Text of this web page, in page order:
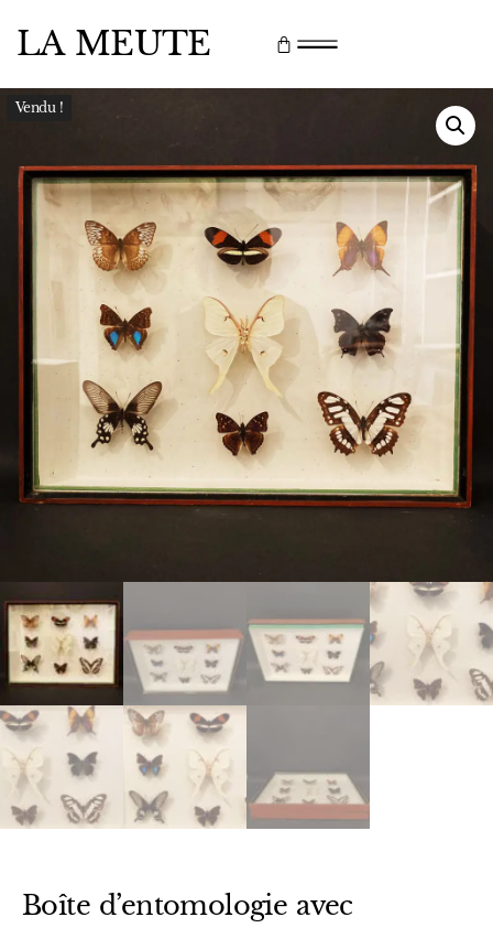
LA MEUTE
Vendu !
Boîte d’entomologie avec